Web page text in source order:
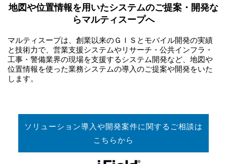
地図や位置情報を用いたシステムのご提案・開発な
らマルティスープへ
マルティスープは、創業以来のＧＩＳとモバイル開発の実績
と技術力で、営業支援システムやリサーチ・公共インフラ・
工事・警備業界の現場を支援するシステム開発など、地図や
位置情報を使った業務システムの導入のご提案や開発をいた
します。
ソリューション導入や開発案件に関するご相談は
こちらから